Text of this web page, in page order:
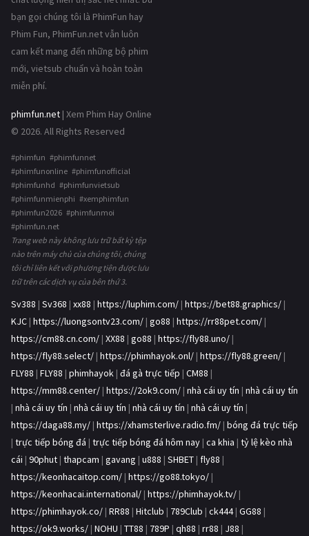
bạn gọi chúng tôi là PhimFun hay
Phim Fun, PhimFun.net vẫn luôn
cam kết mang đến những bộ phim
mới, vietsub chuẩn và hoàn toàn
miễn phí.
phimfun.net | Xem Phim Hay Online
© 2026. All Rights Reserved
#phimfun #phimfunnet
#phimfunonline #phimfunofficial
#phimfunhd #phimfunvietsub
#phimfunmienphi #xemphimfun
#phimfun2026 #phimfunmoi
#phimfun.net
Trang web này không lưu trữ bất kỳ tệp
nào trên máy chủ của chúng tôi, chúng
tôi chỉ liên kết với phương tiện được lưu
trữ trên các dịch vụ của bên thứ 3.
Sv388 | Sv368 | xx88 | https://luphim.com/ | https://bet88.graphics/ |
KJC | https://luongsontv23.com/ | go88 | https://rr88pet.com/ |
https://cm88.cn.com/ | XX88 | go88 | https://fly88.uno/ |
https://fly88.select/ | https://phimhayok.onl/ | https://fly88.green/ |
FLY88 | FLY88 | phimhayok | đá gà trực tiếp | CM88 |
https://mm88.center/ | https://2ok9.com/ | nhà cái uy tín | nhà cái uy tín
| nhà cái uy tín | nhà cái uy tín | nhà cái uy tín | nhà cái uy tín |
https://daga88.my/ | https://xhamsterlive.radio.fm/ | bóng đá trực tiếp
| trực tiếp bóng đá | trực tiếp bóng đá hôm nay | ca khia | tỷ lệ kèo nhà
cái | 90phut | thapcam | gavang | u888 | SHBET | fly88 |
https://keonhacaitop.com/ | https://go88.tokyo/ |
https://keonhacai.international/ | https://phimhayok.tv/ |
https://phimhayok.co/ | RR88 | Hitclub | 789Club | ck444| GG88 |
https://ok9.works/ | NOHU | TT88 | 789P | qh88 | rr88 | J88 |